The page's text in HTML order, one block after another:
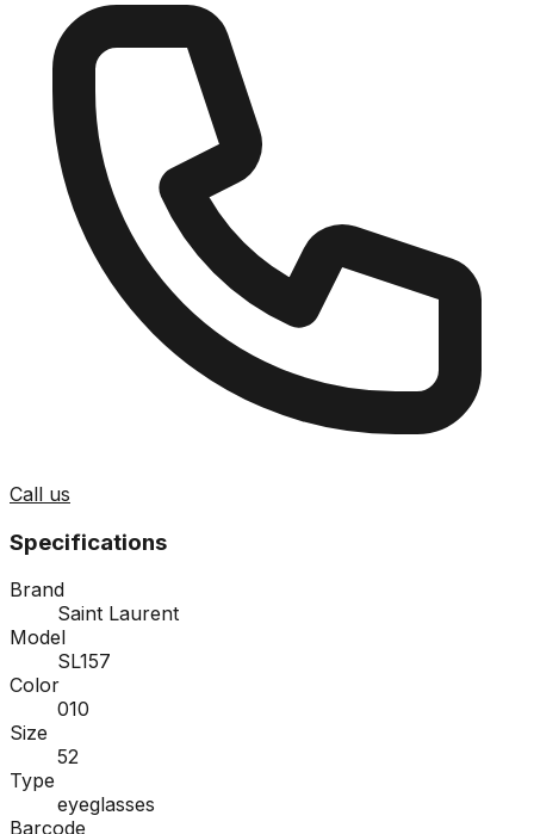
Call us
Specifications
Brand
Saint Laurent
Model
SL157
Color
010
Size
52
Type
eyeglasses
Barcode